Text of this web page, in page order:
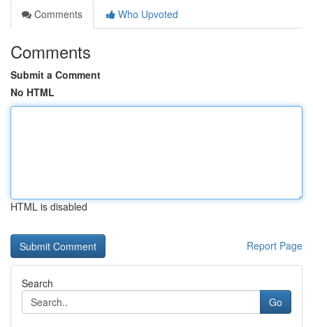
Comments
Who Upvoted
Comments
Submit a Comment
No HTML
HTML is disabled
Report Page
Search
Go